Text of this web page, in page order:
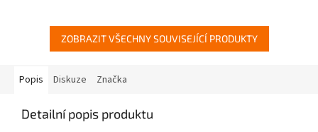
ZOBRAZIT VŠECHNY SOUVISEJÍCÍ PRODUKTY
Popis Diskuze Značka
Detailní popis produktu